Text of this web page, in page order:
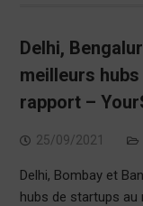
Delhi,
meilleurs
rapport –
25/09/2021
Delhi, Bombay et
hubs de startups